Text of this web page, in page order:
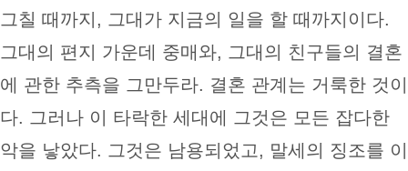
그칠 때까지, 그대가 지금의 일을 할 때까지이다.
그대의 편지 가운데 중매와, 그대의 친구들의 결혼
에 관한 추측을 그만두라. 결혼 관계는 거룩한 것이
다. 그러나 이 타락한 세대에 그것은 모든 잡다한
악을 낳았다. 그것은 남용되었고, 말세의 징조를 이